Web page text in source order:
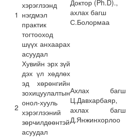
1
хэрэглээнд
нэгдмэл
практик
тогтооход
шүүх анхаарах
асуудал
Доктор (Ph.D).,
ахлах багш
С.Болормаа
2
Хувийн эрх зүй
дэх үл хөдлөх
эд хөрөнгийн
зохицуулалтын
онол-хууль
хэрэглээний
зөрчилдөөнтэй
асуудал
Ахлах багш
Ц.Давхарбаяр,
ахлах багш
Д.Янжинхорлоо